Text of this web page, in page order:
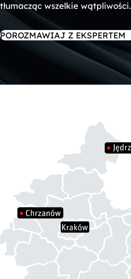
tłumacząc wszelkie wątpliwości.
POROZMAWIAJ Z EKSPERTEM